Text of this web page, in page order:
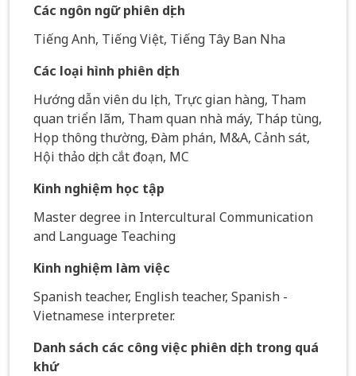
Các ngôn ngữ phiên dịch
Tiếng Anh, Tiếng Việt, Tiếng Tây Ban Nha
Các loại hình phiên dịch
Hướng dẫn viên du lịch, Trực gian hàng, Tham
quan triển lãm, Tham quan nhà máy, Tháp tùng,
Họp thông thường, Đàm phán, M&A, Cảnh sát,
Hội thảo dịch cắt đoạn, MC
Kinh nghiệm học tập
Master degree in Intercultural Communication
and Language Teaching
Kinh nghiệm làm việc
Spanish teacher, English teacher, Spanish -
Vietnamese interpreter.
Danh sách các công việc phiên dịch trong quá
khứ